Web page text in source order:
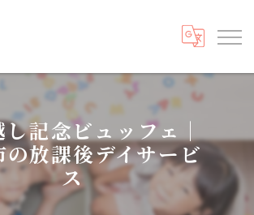
記念ビュッフェ｜
の放課後デイサービ
ス